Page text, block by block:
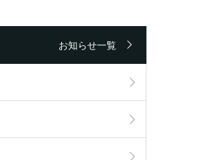
お知らせ一覧